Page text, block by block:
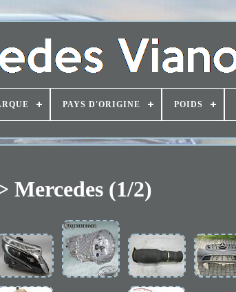
PAYS D'ORIGINE POIDS
Mercedes (1/2)